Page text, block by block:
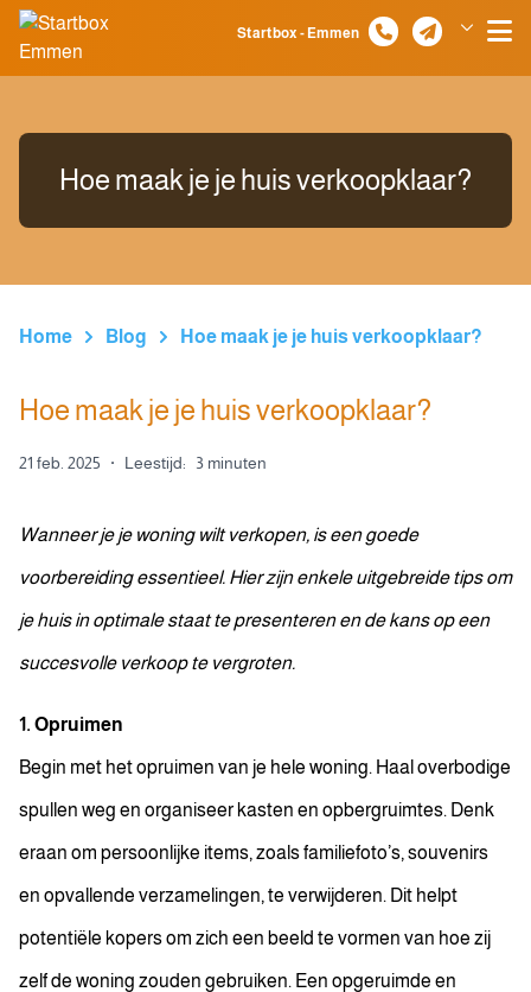
Spring naar inhoud
Startbox - Emmen
Hoe maak je je huis verkoopklaar?
Home Blog Hoe maak je je huis verkoopklaar?
Hoe maak je je huis verkoopklaar?
21 feb. 2025 · Leestijd: 3 minuten
Wanneer je je woning wilt verkopen, is een goede
voorbereiding essentieel. Hier zijn enkele uitgebreide tips om
je huis in optimale staat te presenteren en de kans op een
succesvolle verkoop te vergroten.
1. Opruimen
Begin met het opruimen van je hele woning. Haal overbodige
spullen weg en organiseer kasten en opbergruimtes. Denk
eraan om persoonlijke items, zoals familiefoto’s, souvenirs
en opvallende verzamelingen, te verwijderen. Dit helpt
potentiële kopers om zich een beeld te vormen van hoe zij
zelf de woning zouden gebruiken. Een opgeruimde en